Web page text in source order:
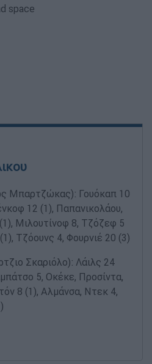
Μπαρτζώκας): Γουόκαπ 10
12 (1), Παπανικολάου,
Μιλουτίνοφ 8, Τζόζεφ 5
Τζόουνς 4, Φουρνιέ 20 (3)
Σκαριόλο): Λάιλς 24
5, Οκέκε, Προσίντα,
8 (1), Αλμάνσα, Ντεκ 4,